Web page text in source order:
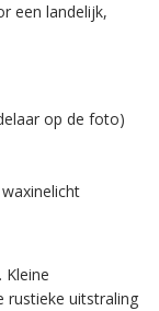
een landelijk,
op de foto)
rustieke uitstraling